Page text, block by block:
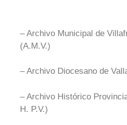
– Archivo Municipal de
(A.M.V.)
– Archivo Diocesano de
– Archivo Histórico
H. P.V.)